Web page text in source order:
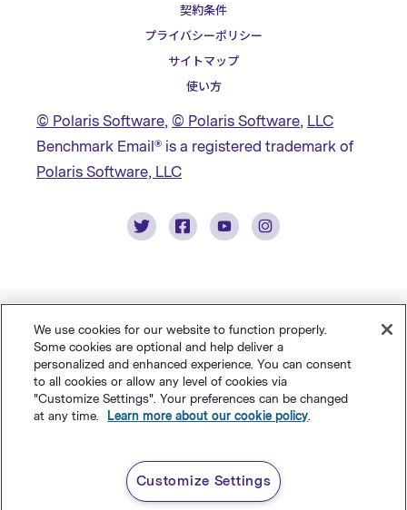
契約条件
プライバシーポリシー
サイトマップ
使い方
© Polaris Software, © Polaris Software, LLC
Benchmark Email® is a registered trademark of
Polaris Software, LLC
We use cookies for our website to function properly.
Some cookies are optional and help deliver a
personalized and enhanced experience. You can consent
to all cookies or allow any level of cookies via
"Customize Settings". Your preferences can be changed
at any time.
Learn more about our cookie policy.
Customize Settings